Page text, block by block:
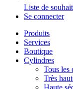
Liste de
Se connecter
Produits
Services
Boutique
Cylindres
Tous les
Très
Haute